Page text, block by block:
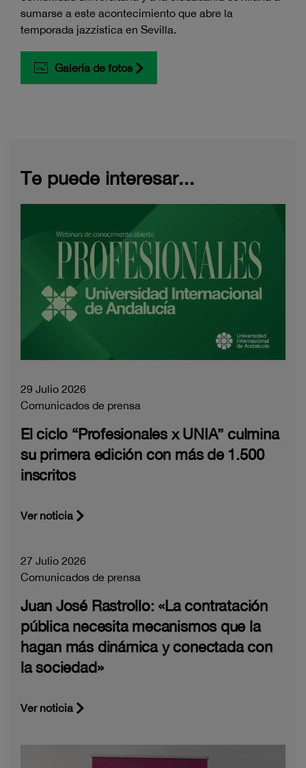
sumarse a este acontecimiento que abre la
temporada jazzística en Sevilla.
Galería de fotos
Te puede interesar...
29 Julio 2026
Comunicados de prensa
El ciclo “Profesionales x UNIA” culmina
su primera edición con más de 1.500
inscritos
Ver noticia
27 Julio 2026
Comunicados de prensa
Juan José Rastrollo: «La contratación
pública necesita mecanismos que la
hagan más dinámica y conectada con
la sociedad»
Ver noticia